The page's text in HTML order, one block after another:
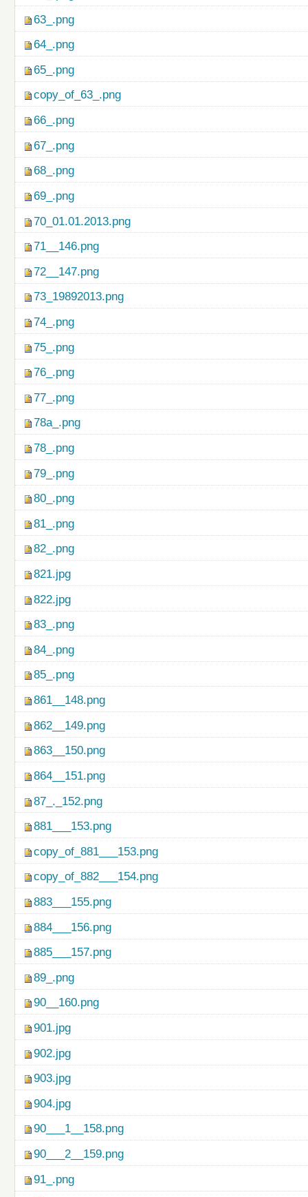
63_.png
64_.png
65_.png
copy_of_63_.png
66_.png
67_.png
68_.png
69_.png
70_01.01.2013.png
71__146.png
72__147.png
73_19892013.png
74_.png
75_.png
76_.png
77_.png
78a_.png
78_.png
79_.png
80_.png
81_.png
82_.png
821.jpg
822.jpg
83_.png
84_.png
85_.png
861__148.png
862__149.png
863__150.png
864__151.png
87_._152.png
881___153.png
copy_of_881___153.png
copy_of_882___154.png
883___155.png
884___156.png
885___157.png
89_.png
90__160.png
901.jpg
902.jpg
903.jpg
904.jpg
90___1__158.png
90___2__159.png
91_.png